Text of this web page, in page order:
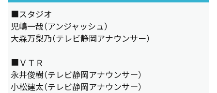
■スタジオ
児嶋一哉（アンジャッシュ）
大森万梨乃（テレビ静岡アナウンサー）
■ＶＴＲ
永井俊樹（テレビ静岡アナウンサー）
小松建太（テレビ静岡アナウンサー）